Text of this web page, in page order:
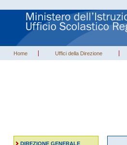
Home Uffici della Direzione
DIREZIONE GENERALE